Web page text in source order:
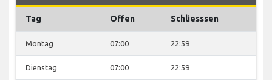
Tag Offen Schliesssen
Montag 07:00 22:59
Dienstag 07:00 22:59